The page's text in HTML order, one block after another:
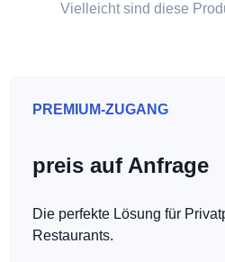
Vielleicht sind diese
PREMIUM-ZUGANG
preis auf Anfrage
Die perfekte Lösung für
Restaurants.